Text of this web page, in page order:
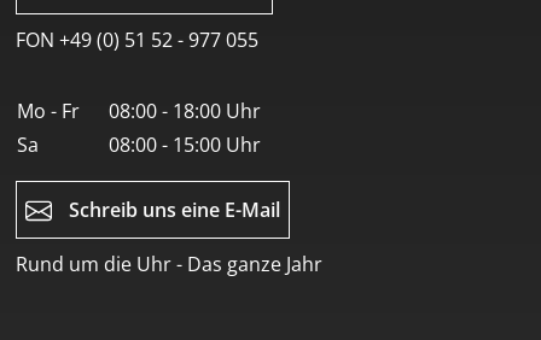
FON +49 (0) 51 52 - 977 055
Mo - Fr
08:00 - 18:00 Uhr
Sa
08:00 - 15:00 Uhr
Schreib uns eine E-Mail
Rund um die Uhr - Das ganze Jahr